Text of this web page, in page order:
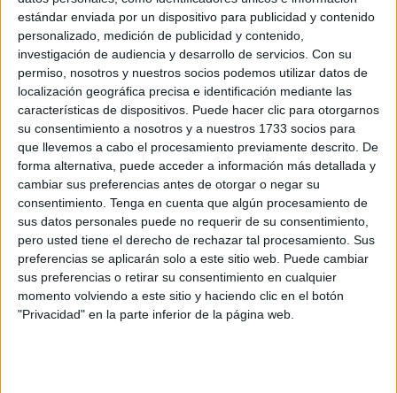
estándar enviada por un dispositivo para publicidad y contenido
personalizado, medición de publicidad y contenido,
investigación de audiencia y desarrollo de servicios. Con su
permiso, nosotros y nuestros socios podemos utilizar datos de
localización geográfica precisa e identificación mediante las
características de dispositivos. Puede hacer clic para otorgarnos
su consentimiento a nosotros y a nuestros 1733 socios para
que llevemos a cabo el procesamiento previamente descrito. De
forma alternativa, puede acceder a información más detallada y
cambiar sus preferencias antes de otorgar o negar su
consentimiento. Tenga en cuenta que algún procesamiento de
sus datos personales puede no requerir de su consentimiento,
pero usted tiene el derecho de rechazar tal procesamiento. Sus
preferencias se aplicarán solo a este sitio web. Puede cambiar
sus preferencias o retirar su consentimiento en cualquier
momento volviendo a este sitio y haciendo clic en el botón
"Privacidad" en la parte inferior de la página web.
El ganador dela pruebafue Sergio Guzmán que acabo en
una una hora y nueve segundos seguido de David
Bermúdez en 1:09:44 y Juan Francisco Ramos que
completó la carrera en 1:13:03.
Al acabar la prueba se procedió a la entrega de trofeos
donde Sergio Aguilera, director general de Deporte,
Fernando Rodríguez, asesor en esta materia, y José
Ortega, presidente de la federación de ciclismo, fueron
quienes entregaron los trofeos y medallas a los ganadores.
En la modalidad de E-Bikes el ganador fue Alejandro
Andrade; en segunda posición José Soto y en tercer lugar